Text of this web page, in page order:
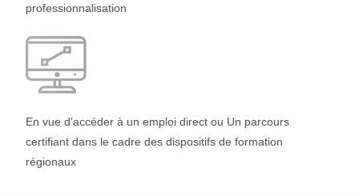
professionnalisation
En vue d’accéder à un emploi direct ou Un parcours
certifiant dans le cadre des dispositifs de formation
régionaux